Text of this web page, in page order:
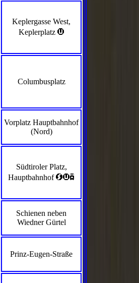
Keplergasse West,
Keplerplatz >
Columbusplatz
Vorplatz Hauptbahnhof
(Nord)
Südtiroler Platz,
Hauptbahnhof<>`
Schienen neben
Wiedner Gürtel
Prinz-Eugen-Straße